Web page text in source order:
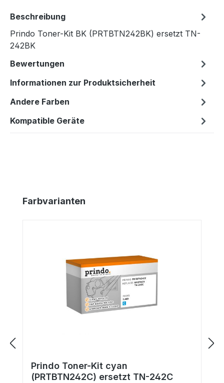
Beschreibung
Prindo Toner-Kit BK (PRTBTN242BK) ersetzt TN-
242BK
Bewertungen
Informationen zur Produktsicherheit
Andere Farben
Kompatible Geräte
Produktgalerie überspringen
Farbvarianten
Prindo Toner-Kit cyan
(PRTBTN242C) ersetzt TN-242C